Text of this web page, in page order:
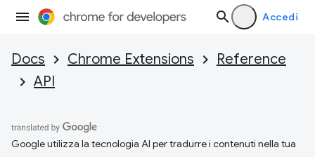
Accedi
Docs Chrome Extensions
Reference
API
Google utilizza la tecnologia AI per tradurre i contenuti nella tua